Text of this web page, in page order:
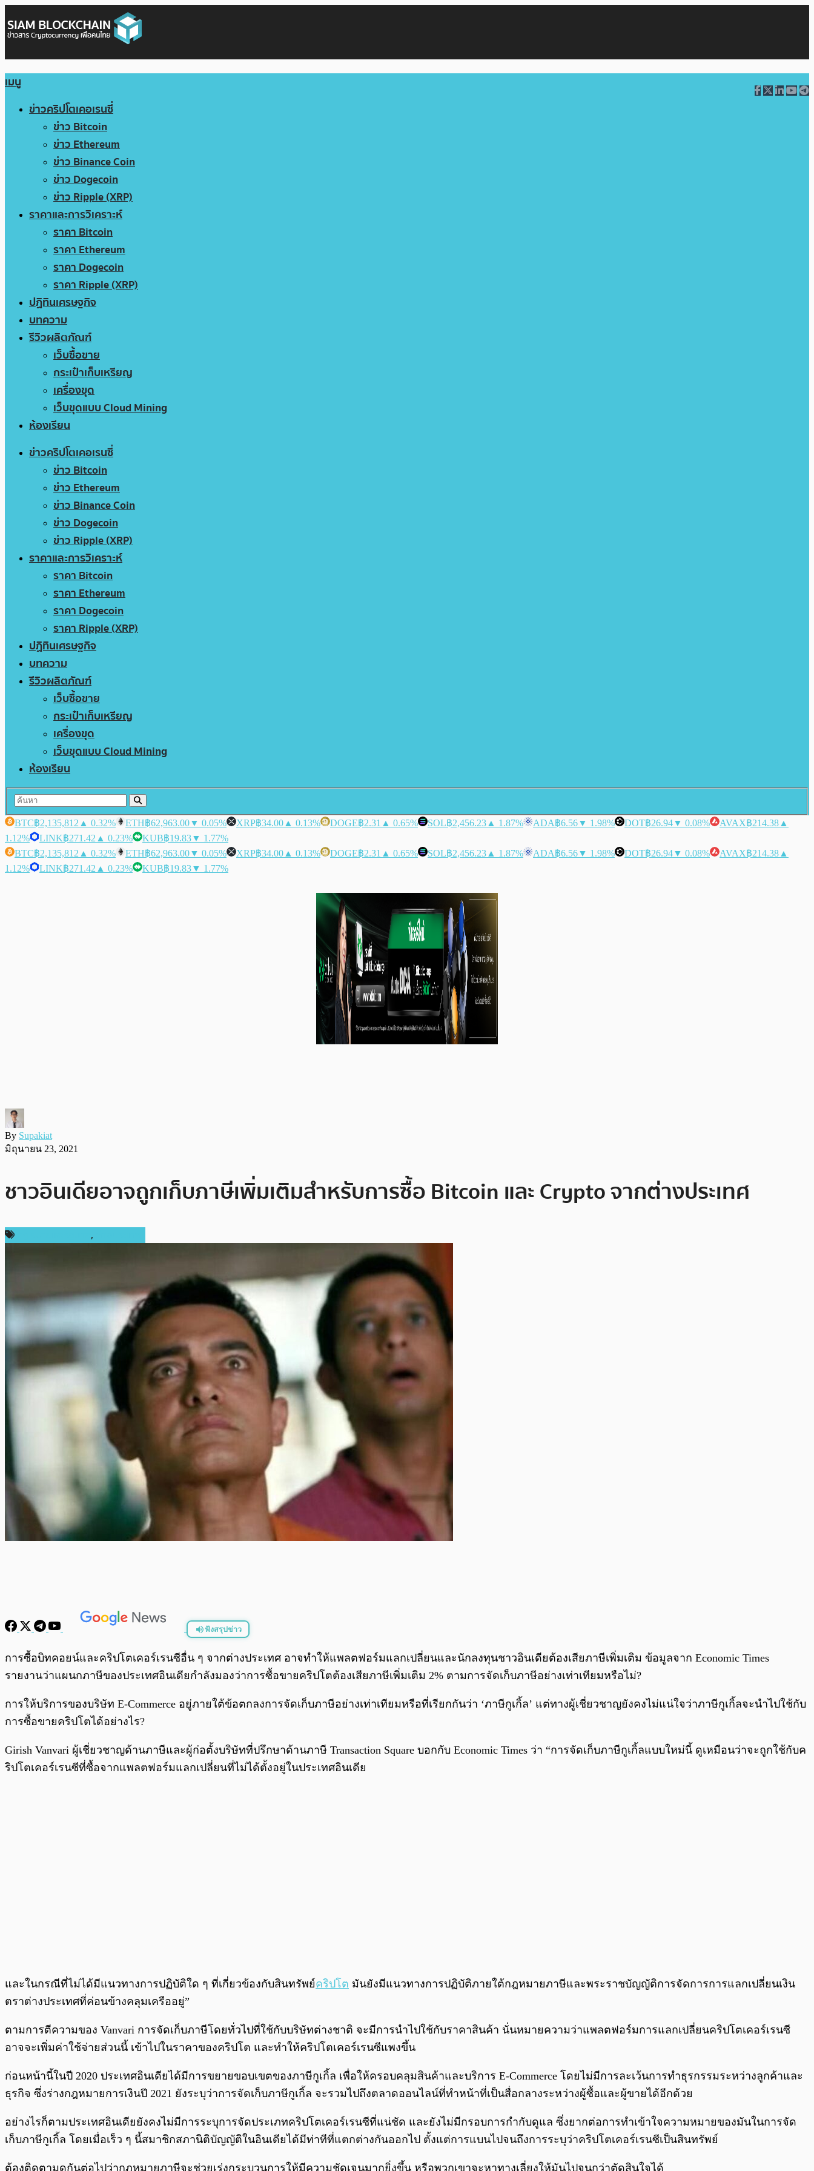
เมนู
ข่าวคริปโตเคอเรนซี่
ข่าว Bitcoin
ข่าว Ethereum
ข่าว Binance Coin
ข่าว Dogecoin
ข่าว Ripple (XRP)
ราคาและการวิเคราะห์
ราคา Bitcoin
ราคา Ethereum
ราคา Dogecoin
ราคา Ripple (XRP)
ปฏิทินเศรษฐกิจ
บทความ
รีวิวผลิตภัณฑ์
เว็บซื้อขาย
กระเป๋าเก็บเหรียญ
เครื่องขุด
เว็บขุดแบบ Cloud Mining
ห้องเรียน
ข่าวคริปโตเคอเรนซี่
ข่าว Bitcoin
ข่าว Ethereum
ข่าว Binance Coin
ข่าว Dogecoin
ข่าว Ripple (XRP)
ราคาและการวิเคราะห์
ราคา Bitcoin
ราคา Ethereum
ราคา Dogecoin
ราคา Ripple (XRP)
ปฏิทินเศรษฐกิจ
บทความ
รีวิวผลิตภัณฑ์
เว็บซื้อขาย
กระเป๋าเก็บเหรียญ
เครื่องขุด
เว็บขุดแบบ Cloud Mining
ห้องเรียน
BTC฿2,135,812 ▲ 0.32% ETH฿62,963.00▼ 0.05% XRP฿34.00 ▲ 0.13% DOGE฿2.31 ▲ 0.65% SOL฿2,456.23 ▲ 1.87% ADA฿6.56▼ 1.98% DOT฿26.94▼ 0.08% AVAX฿214.38 ▲
1.12%
LINK฿271.42 ▲ 0.23% KUB฿19.83▼ 1.77%
BTC฿2,135,812 ▲ 0.32% ETH฿62,963.00▼ 0.05% XRP฿34.00 ▲ 0.13% DOGE฿2.31 ▲ 0.65% SOL฿2,456.23 ▲ 1.87% ADA฿6.56▼ 1.98% DOT฿26.94▼ 0.08% AVAX฿214.38 ▲
1.12%
LINK฿271.42 ▲ 0.23% KUB฿19.83▼ 1.77%
By Supakiat
มิถุนายน 23, 2021
ชาวอินเดียอาจถูกเก็บภาษีเพิ่มเติมสำหรับการซื้อ Bitcoin และ Crypto จากต่างประเทศ
,
ฟังสรุปข่าว
พร้อมเล่น 0:00 /
การซื้อบิทคอยน์และคริปโตเคอร์เรนซีอื่น ๆ จากต่างประเทศ อาจทำให้แพลตฟอร์มแลกเปลี่ยนและนักลงทุนชาวอินเดียต้องเสียภาษีเพิ่มเติม ข้อมูลจาก Economic Times
รายงานว่าแผนกภาษีของประเทศอินเดียกำลังมองว่าการซื้อขายคริปโตต้องเสียภาษีเพิ่มเติม 2% ตามการจัดเก็บภาษีอย่างเท่าเทียมหรือไม่?
การให้บริการของบริษัท E-Commerce อยู่ภายใต้ข้อตกลงการจัดเก็บภาษีอย่างเท่าเทียมหรือที่เรียกกันว่า ‘ภาษีกูเกิ้ล’ แต่ทางผู้เชี่ยวชาญยังคงไม่แน่ใจว่าภาษีกูเกิ้ลจะนำไปใช้กับ
การซื้อขายคริปโตได้อย่างไร?
Girish Vanvari ผู้เชี่ยวชาญด้านภาษีและผู้ก่อตั้งบริษัทที่ปรึกษาด้านภาษี Transaction Square บอกกับ Economic Times ว่า “การจัดเก็บภาษีกูเกิ้ลแบบใหม่นี้ ดูเหมือนว่าจะถูกใช้กับค
ริปโตเคอร์เรนซีที่ซื้อจากแพลตฟอร์มแลกเปลี่ยนที่ไม่ได้ตั้งอยู่ในประเทศอินเดีย
และในกรณีที่ไม่ได้มีแนวทางการปฏิบัติใด ๆ ที่เกี่ยวข้องกับสินทรัพย์คริปโต มันยังมีแนวทางการปฏิบัติภายใต้กฎหมายภาษีและพระราชบัญญัติการจัดการการแลกเปลี่ยนเงิน
ตราต่างประเทศที่ค่อนข้างคลุมเครืออยู่”
ตามการตีความของ Vanvari การจัดเก็บภาษีโดยทั่วไปที่ใช้กับบริษัทต่างชาติ จะมีการนำไปใช้กับราคาสินค้า นั่นหมายความว่าแพลตฟอร์มการแลกเปลี่ยนคริปโตเคอร์เรนซี
อาจจะเพิ่มค่าใช้จ่ายส่วนนี้ เข้าไปในราคาของคริปโต และทำให้คริปโตเคอร์เรนซีแพงขึ้น
ก่อนหน้านี้ในปี 2020 ประเทศอินเดียได้มีการขยายขอบเขตของภาษีกูเกิ้ล เพื่อให้ครอบคลุมสินค้าและบริการ E-Commerce โดยไม่มีการละเว้นการทำธุรกรรมระหว่างลูกค้าและ
ธุรกิจ ซึ่งร่างกฎหมายการเงินปี 2021 ยังระบุว่าการจัดเก็บภาษีกูเกิ้ล จะรวมไปถึงตลาดออนไลน์ที่ทำหน้าที่เป็นสื่อกลางระหว่างผู้ซื้อและผู้ขายได้อีกด้วย
อย่างไรก็ตามประเทศอินเดียยังคงไม่มีการระบุการจัดประเภทคริปโตเคอร์เรนซีที่แน่ชัด และยังไม่มีกรอบการกำกับดูแล ซึ่งยากต่อการทำเข้าใจความหมายของมันในการจัด
เก็บภาษีกูเกิ้ล โดยเมื่อเร็ว ๆ นี้สมาชิกสภานิติบัญญัติในอินเดียได้มีท่าทีที่แตกต่างกันออกไป ตั้งแต่การแบนไปจนถึงการระบุว่าคริปโตเคอร์เรนซีเป็นสินทรัพย์
ต้องติดตามดูกันต่อไปว่ากฎหมายภาษีจะช่วยเร่งกระบวนการให้มีความชัดเจนมากยิ่งขึ้น หรือพวกเขาจะหาทางเลี่ยงให้มันไปจนกว่าตัดสินใจได้